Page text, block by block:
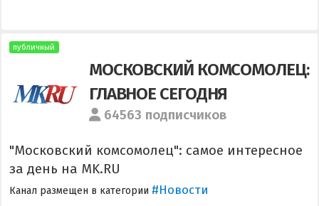
публичный
МОСКОВСКИЙ КОМСОМОЛЕЦ:
ГЛАВНОЕ СЕГОДНЯ
64563 подписчиков
"Московский комсомолец": самое интересное
за день на MK.RU
Канал размещен в категории #Новости